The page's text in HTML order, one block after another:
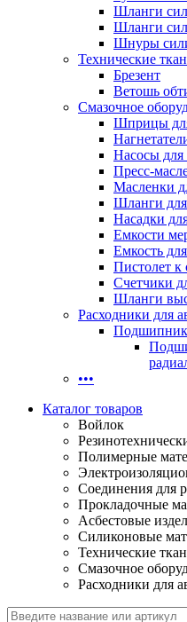
Шланги
Шланги
Шнуры
Технические
Брезент
Ветошь
Смазочное
Шприцы
Насосы для
Пресс-
Масленки
Шланги
Насадки
Емкости
Емкость
Пистолет к
Счетчики
Шланги
Расходники для
•••
Каталог товаров
Войлок
Полимерные
Соединения для
Прокладочные
Асбестовые
Силиконовые
Технические
Смазочное
Расходники для